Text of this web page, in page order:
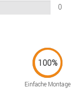
0
Einfache Montage